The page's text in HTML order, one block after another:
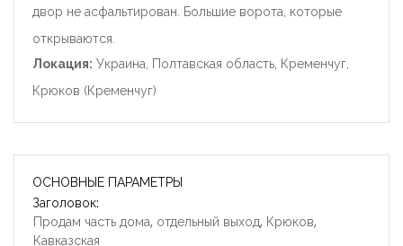
двор не асфальтирован. Большие ворота, которые
открываются.
Локация: Украина, Полтавская область, Кременчуг,
Крюков (Кременчуг)
ОСНОВНЫЕ ПАРАМЕТРЫ
Заголовок:
Продам часть дома, отдельный выход, Крюков,
Кавказская